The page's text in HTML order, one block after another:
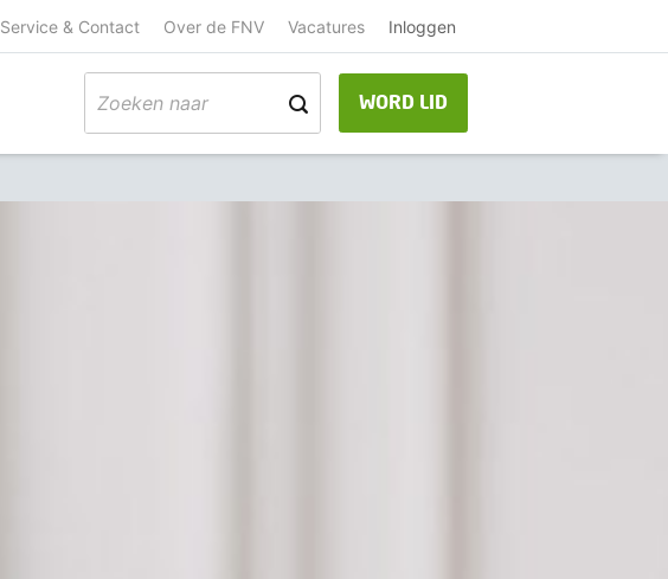
Service & Contact Over de FNV Vacatures Inloggen
WORD LID